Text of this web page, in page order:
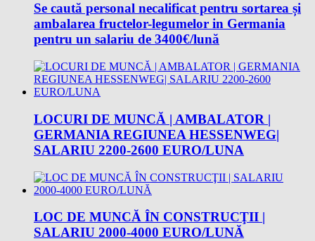
Se caută personal necalificat pentru sortarea și
ambalarea fructelor-legumelor in Germania
pentru un salariu de 3400€/lună
LOCURI DE MUNCĂ | AMBALATOR |
GERMANIA REGIUNEA HESSENWEG|
SALARIU 2200-2600 EURO/LUNA
LOC DE MUNCĂ ÎN CONSTRUCŢII |
SALARIU 2000-4000 EURO/LUNĂ